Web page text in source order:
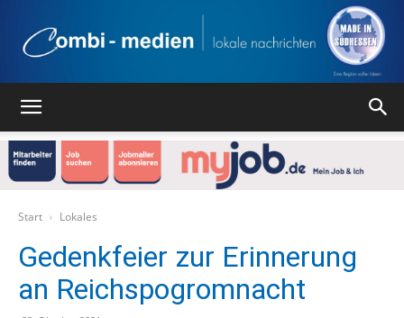
Verlag
Start Lokales
Gedenkfeier zur Erinnerung
an Reichspogromnacht